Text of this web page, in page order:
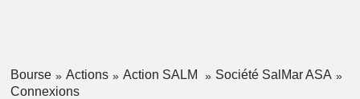
Bourse Actions Action SALM
Société SalMar ASA
Connexions